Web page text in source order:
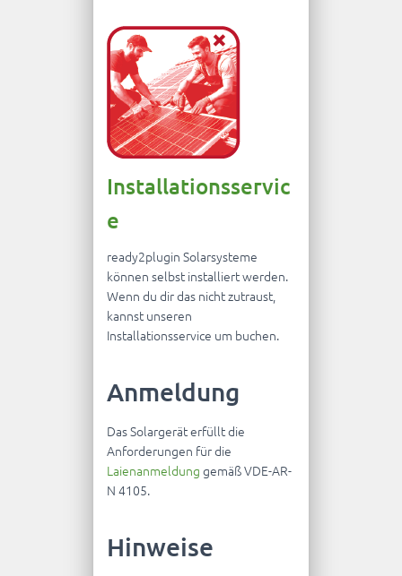
Installationsservic
e
ready2plugin Solarsysteme
können selbst installiert werden.
Wenn du dir das nicht zutraust,
kannst unseren
Installationsservice um buchen.
Anmeldung
Das Solargerät erfüllt die
Anforderungen für die
Laienanmeldung gemäß VDE-AR-
N 4105.
Hinweise